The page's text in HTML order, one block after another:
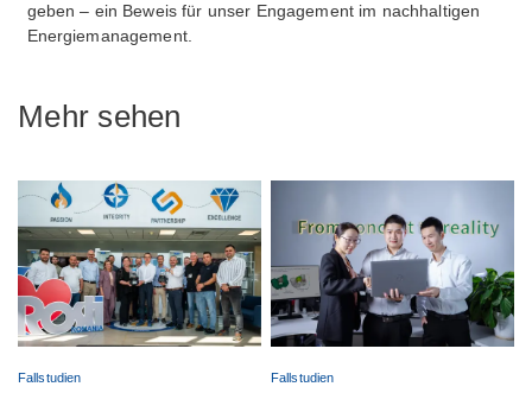
geben – ein Beweis für unser Engagement im nachhaltigen
Energiemanagement.
Mehr sehen
Fallstudien Fallstudien